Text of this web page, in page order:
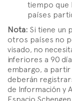
tiempo que
países
Nota: Si tiene un
otros países no
visado, no
inferiores a 90
embargo, a partir
deberán
de Información y
Espacio